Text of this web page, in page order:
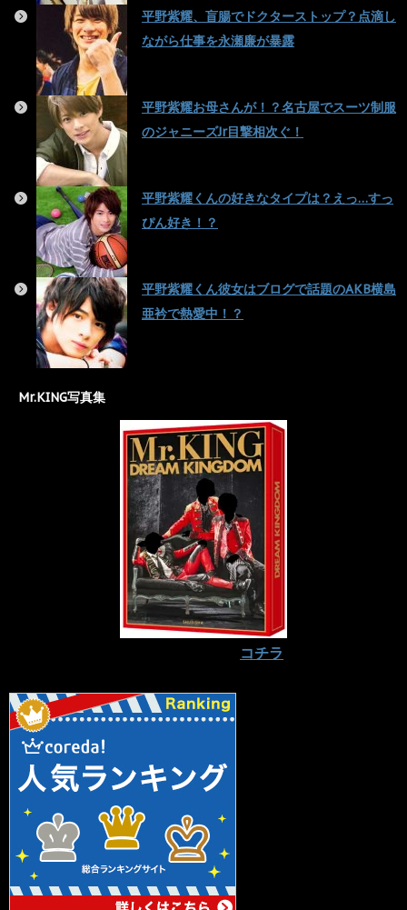
平野紫耀、盲腸でドクターストップ？点滴し
ながら仕事を永瀬廉が暴露
平野紫耀お母さんが！？名古屋でスーツ制服
のジャニーズJr目撃相次ぐ！
平野紫耀くんの好きなタイプは？えっ…すっ
ぴん好き！？
平野紫耀くん彼女はブログで話題のAKB横島
亜衿で熱愛中！？
Mr.KING写真集
コチラ